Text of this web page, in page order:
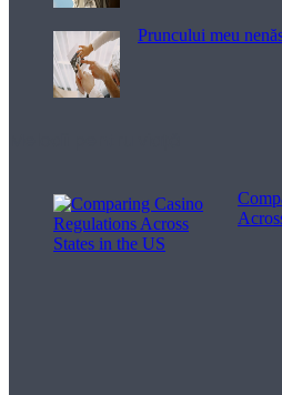
Pruncului meu